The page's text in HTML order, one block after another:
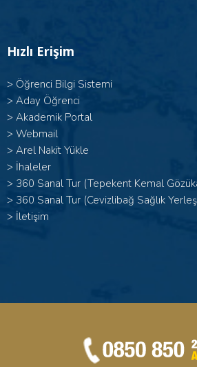
Hızlı Erişim
> Öğrenci Bilgi Sistemi
> Aday Öğrenci
> Akademik Portal
> Webmail
> Arel Nakit Yükle
> İhaleler
> 360 Sanal Tur (Tepekent Kemal
> 360 Sanal Tur (Cevizlibağ Sağlık
> İletişim